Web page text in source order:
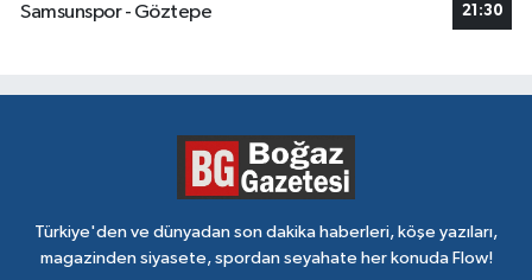
Samsunspor - Göztepe
21:30
Türkiye'den ve dünyadan son dakika haberleri, köşe yazıları,
magazinden siyasete, spordan seyahate her konuda Flow!